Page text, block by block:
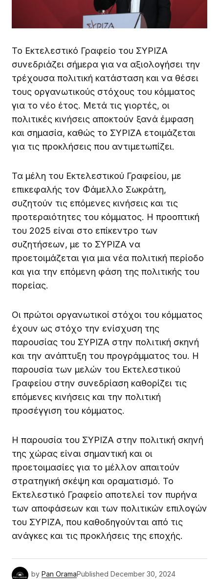
Το Εκτελεστικό Γραφείο του ΣΥΡΙΖΑ
συνεδριάζει σήμερα για να αξιολογήσει την
τρέχουσα πολιτική κατάσταση και να θέσει
τους οργανωτικούς στόχους του κόμματος
για το νέο έτος. Μετά τις γιορτές, οι
πολιτικές κινήσεις αποκτούν ξανά έμφαση
και σημασία, καθώς το ΣΥΡΙΖΑ ετοιμάζεται
για τις προκλήσεις που αντιμετωπίζει.
Τα μέλη του Εκτελεστικού Γραφείου, με
επικεφαλής τον Φάμελλο Σωκράτη,
συζητούν τις επόμενες κινήσεις και τις
προτεραιότητες του κόμματος. Η προοπτική
του 2025 είναι στο επίκεντρο των
συζητήσεων, με το ΣΥΡΙΖΑ να
προετοιμάζεται για μια νέα πολιτική περίοδο
και για την επόμενη φάση της πολιτικής του
πορείας.
Οι πρώτοι οργανωτικοί στόχοι του κόμματος
έχουν ως στόχο την ενίσχυση της
παρουσίας του ΣΥΡΙΖΑ στην πολιτική σκηνή
και την ανάπτυξη του προγράμματος του. Η
παρουσία των μελών του Εκτελεστικού
Γραφείου στην συνεδρίαση καθορίζει τις
επόμενες κινήσεις και την πολιτική
προσέγγιση του κόμματος.
Η παρουσία του ΣΥΡΙΖΑ στην πολιτική σκηνή
της χώρας είναι σημαντική και οι
προετοιμασίες για το μέλλον απαιτούν
στρατηγική σκέψη και οραματισμό. Το
Εκτελεστικό Γραφείο αποτελεί τον πυρήνα
των αποφάσεων και των πολιτικών επιλογών
του ΣΥΡΙΖΑ, που καθοδηγούνται από τις
ανάγκες και τις προκλήσεις της εποχής.
by Pan OramaPublished December 30, 2024